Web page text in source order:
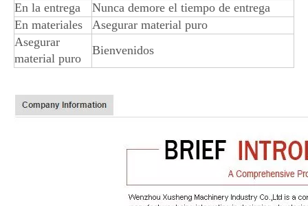
En la entrega
Nunca demore el tiempo de entrega
En materiales
Asegurar material puro
Asegurar
material puro
Bienvenidos